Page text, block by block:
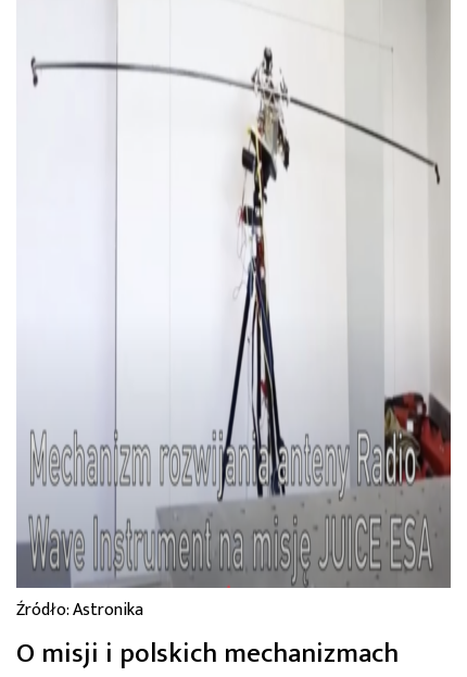
Źródło: Astronika
O misji i polskich mechanizmach